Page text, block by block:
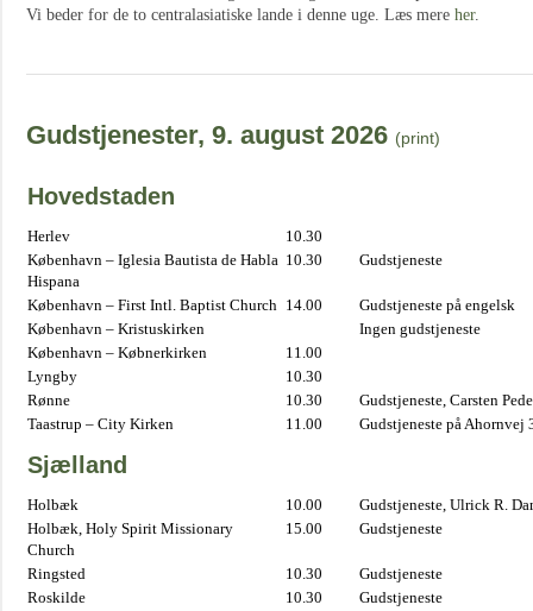
Vi beder for de to centralasiatiske lande i denne uge. Læs mere her.
Gudstjenester, 9. august 2026 (print)
Hovedstaden
Herlev
10.30
København – Iglesia Bautista de Habla
Hispana
10.30 Gudstjeneste
København – First Intl. Baptist Church 14.00
Gudstjeneste på engelsk
København – Kristuskirken
Ingen gudstjeneste
København – Købnerkirken
11.00
Lyngby
10.30
Rønne
10.30
Gudstjeneste, Carsten
Taastrup – City Kirken
11.00 Gudstjeneste på Ahornvej
Sjælland
Holbæk 10.00
Gudstjeneste, Ulrick R.
Holbæk, Holy Spirit Missionary
Church
15.00 Gudstjeneste
Ringsted 10.30
Gudstjeneste
Roskilde
10.30
Gudstjeneste